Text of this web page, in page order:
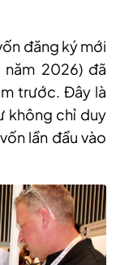
đăng ký mới
2026) đã
trước. Đây là
không chỉ duy
lần đầu vào